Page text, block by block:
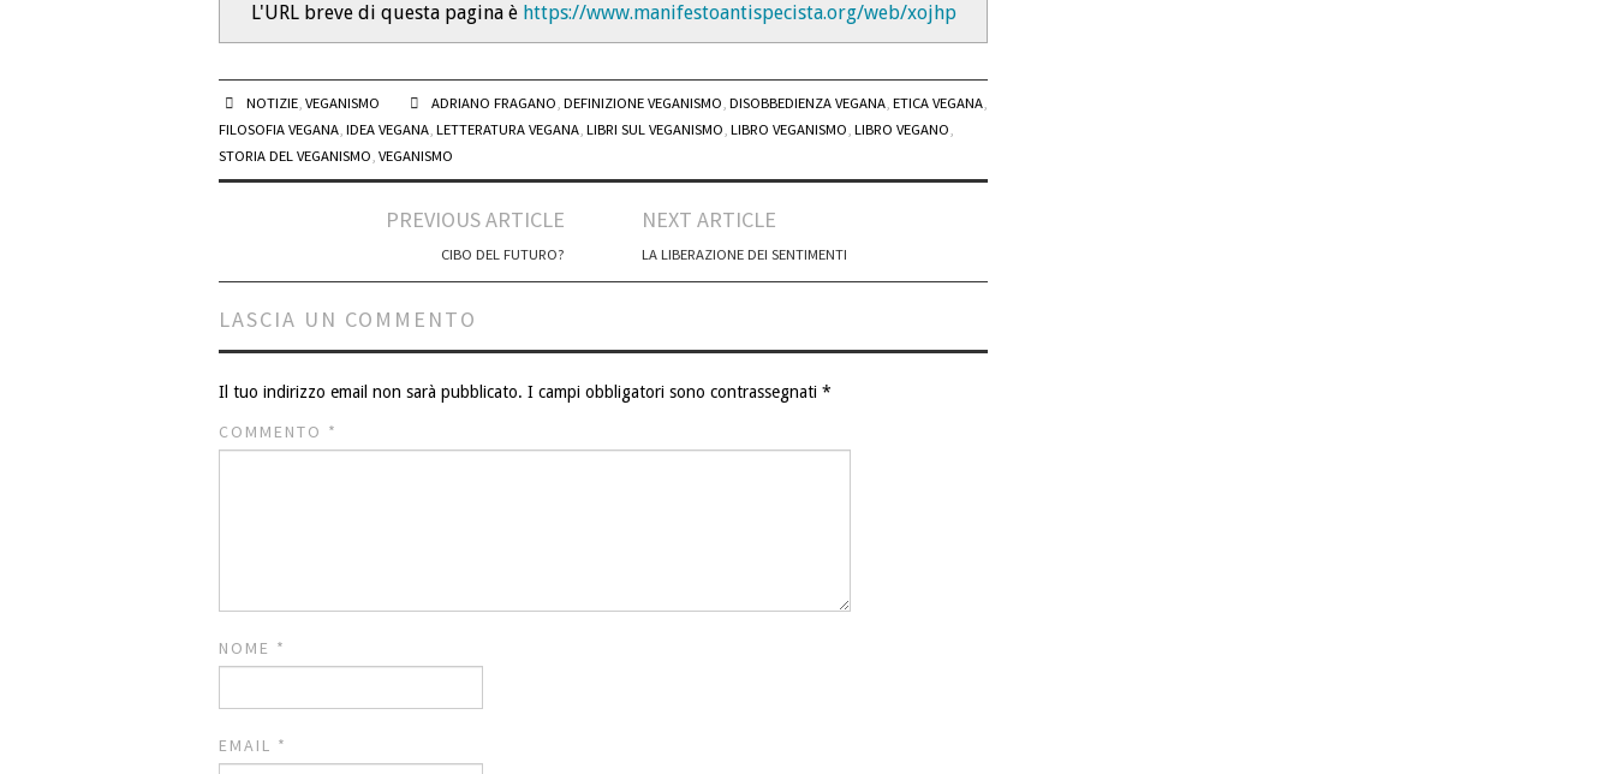
L'URL breve di questa pagina è https://www.manifestoantispecista.org/web/xojhp
NOTIZIE,VEGANISMO ADRIANO FRAGANO,DEFINIZIONE VEGANISMO,DISOBBEDIENZA VEGANA,ETICA VEGANA,
FILOSOFIA VEGANA, IDEA VEGANA, LETTERATURA VEGANA, LIBRI SUL VEGANISMO, LIBRO VEGANISMO, LIBRO VEGANO,
STORIA DEL VEGANISMO, VEGANISMO
PREVIOUS ARTICLE
CIBO DEL FUTURO?
NEXT ARTICLE
LA LIBERAZIONE DEI SENTIMENTI
LASCIA UN COMMENTO
Il tuo indirizzo email non sarà pubblicato. I campi obbligatori sono contrassegnati *
COMMENTO *
NOME *
EMAIL *